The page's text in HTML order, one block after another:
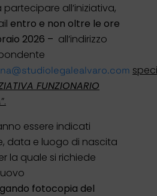
partecipare all’iniziativa,
entro e non oltre le ore
2026 – all’indirizzo
FUNZIONARIO
”.
essere indicati
data e luogo di nascita
la quale si richiede
fotocopia del